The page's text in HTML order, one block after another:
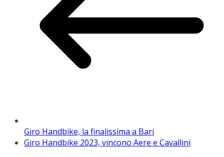
Giro Handbike, la finalissima a Bari
Giro Handbike 2023, vincono Aere e Cavallini